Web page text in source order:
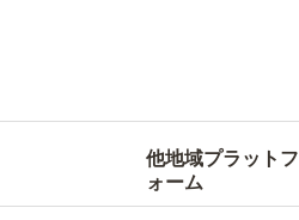
他地域プラットフ
ォーム